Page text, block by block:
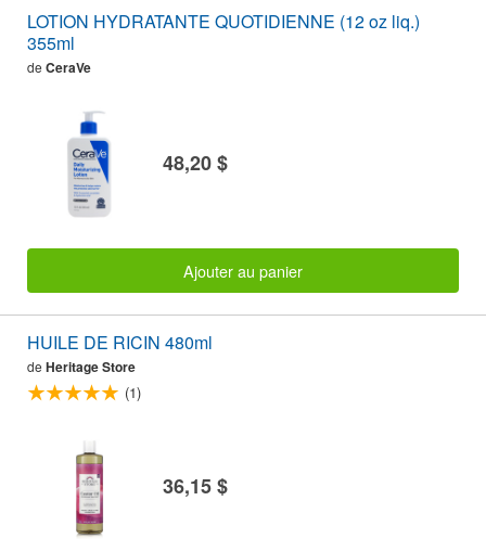
LOTION HYDRATANTE QUOTIDIENNE (12 oz liq.)
355ml
de CeraVe
48,20 $
Ajouter au panier
HUILE DE RICIN 480ml
de Heritage Store
(1)
36,15 $